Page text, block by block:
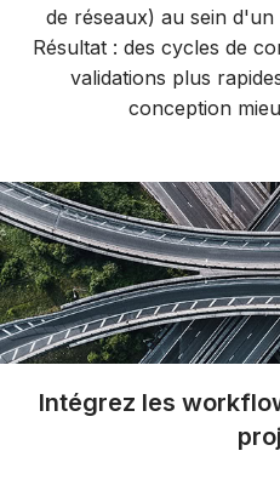
de réseaux) au sein
Résultat : des cycles de
validations plus
conception
Intégrez les